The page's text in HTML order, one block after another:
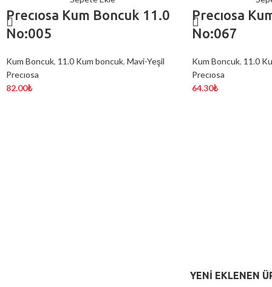
Precıosa Kum Boncuk 11.0
No:005
Kum Boncuk, 11.0 Kum boncuk, Mavi-Yeşil
Precıosa
82.00₺
Precıosa
No:067
Kum Boncuk, 11.0
Precıosa
64.30₺
YENI EKLENEN